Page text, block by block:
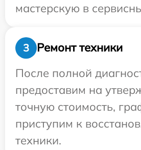
мастерскую в
3
Ремонт техники
После полной
предоставим на
точную стоимость,
приступим к
техники.